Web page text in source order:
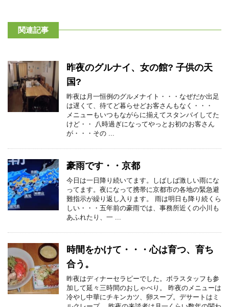
関連記事
昨夜のグルナイ、女の館? 子供の天
国?
昨夜は月一恒例のグルメナイト・・・なぜだか出足
は遅くて、待てど暮らせどお客さんもなく・・・
メニューもいつもながらに揃えてスタンバイしてた
けど・・ 八時過ぎになってやっとお初のお客さん
が・・・その ...
豪雨です・・京都
今日は一日降り続いてます。しばしば激しい雨にな
ってます。夜になって携帯に京都市の各地の緊急避
難指示が繰り返し入ります。 雨は明日も降り続くら
しい・・・五年前の豪雨では、事務所近くの小川も
あふれたり、一 ...
時間をかけて・・・心は育つ、育ち
合う。
昨夜はディナーセラピーでした。ボラスタッフも参
加して延々三時間のおしゃべり。 昨夜のメニューは
冷やし中華にチキンカツ、卵スープ。デサートはミ